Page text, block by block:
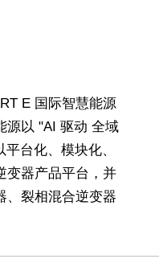
E 国际智慧能源
源以 "AI 驱动 全域
台化、模块化、
变器产品平台，并
、裂相混合逆变器